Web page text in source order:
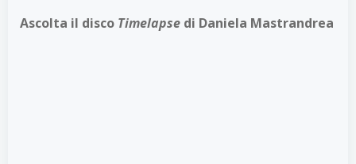
Ascolta il disco Timelapse di Daniela Mastrandrea